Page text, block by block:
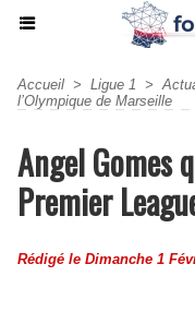
Accueil > Ligue 1 >
l’Olympique de Marseille
Angel Gomes
Premier
Rédigé le Dimanche 1